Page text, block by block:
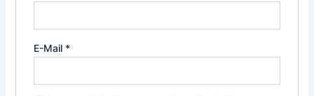
E-Mail *